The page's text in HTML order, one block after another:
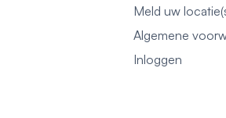
Meld uw
Algemene
Inloggen